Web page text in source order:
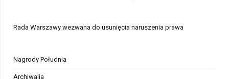
Rada Warszawy wezwana do usunięcia naruszenia prawa
Nagrody Południa
Archiwalia